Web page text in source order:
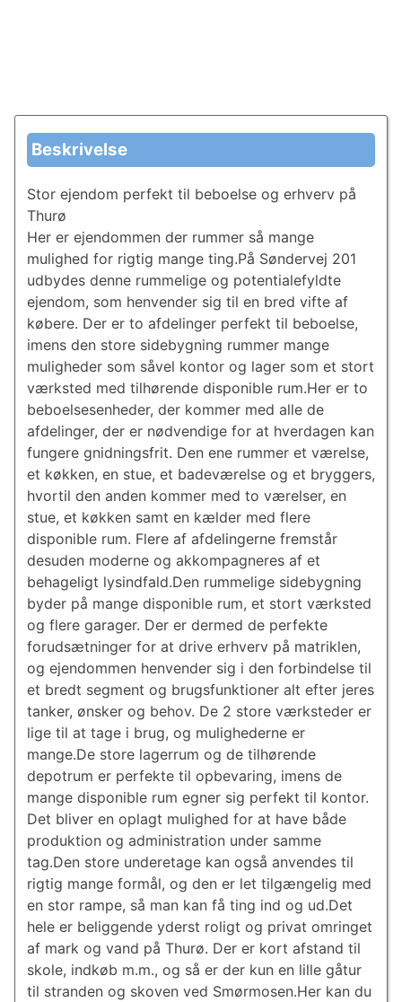
Beskrivelse
Stor ejendom perfekt til beboelse og erhverv på
Thurø
Her er ejendommen der rummer så mange
mulighed for rigtig mange ting.På Søndervej 201
udbydes denne rummelige og potentialefyldte
ejendom, som henvender sig til en bred vifte af
købere. Der er to afdelinger perfekt til beboelse,
imens den store sidebygning rummer mange
muligheder som såvel kontor og lager som et stort
værksted med tilhørende disponible rum.Her er to
beboelsesenheder, der kommer med alle de
afdelinger, der er nødvendige for at hverdagen kan
fungere gnidningsfrit. Den ene rummer et værelse,
et køkken, en stue, et badeværelse og et bryggers,
hvortil den anden kommer med to værelser, en
stue, et køkken samt en kælder med flere
disponible rum. Flere af afdelingerne fremstår
desuden moderne og akkompagneres af et
behageligt lysindfald.Den rummelige sidebygning
byder på mange disponible rum, et stort værksted
og flere garager. Der er dermed de perfekte
forudsætninger for at drive erhverv på matriklen,
og ejendommen henvender sig i den forbindelse til
et bredt segment og brugsfunktioner alt efter jeres
tanker, ønsker og behov. De 2 store værksteder er
lige til at tage i brug, og mulighederne er
mange.De store lagerrum og de tilhørende
depotrum er perfekte til opbevaring, imens de
mange disponible rum egner sig perfekt til kontor.
Det bliver en oplagt mulighed for at have både
produktion og administration under samme
tag.Den store underetage kan også anvendes til
rigtig mange formål, og den er let tilgængelig med
en stor rampe, så man kan få ting ind og ud.Det
hele er beliggende yderst roligt og privat omringet
af mark og vand på Thurø. Der er kort afstand til
skole, indkøb m.m., og så er der kun en lille gåtur
til stranden og skoven ved Smørmosen.Her kan du